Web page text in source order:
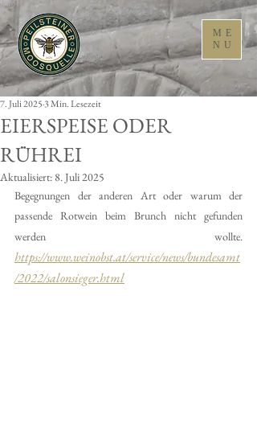
ME
NU
EIERSPEISE ODER
RÜHREI
7. Juli 2025 3 Min. Lesezeit
Aktualisiert: 8. Juli 2025
Begegnungen der anderen Art oder warum der
passende Rotwein beim Brunch nicht gefunden
werden wollte.
https://www.weinobst.at/service/news/bundesamt
/2022/salonsieger.html